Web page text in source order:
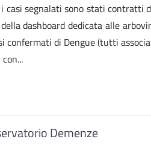
segnalati sono stati contratti
dashboard dedicata alle
di Dengue (tutti
Demenze